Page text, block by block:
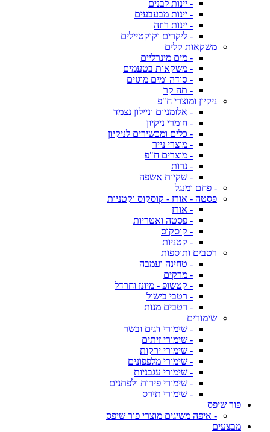
- יינות לבנים
- יינות מבעבעים
- יינות רוזה
- ליקרים וקוקטיילים
משקאות קלים
- מים מינרליים
- משקאות בטעמים
- סודה ומים מוגזים
- תה קר
ניקיון ומוצרי ח"פ
- אלומניום וניילון נצמד
- חומרי ניקיון
- כלים ומכשירים לניקיון
- מוצרי נייר
- מוצרים ח"פ
- נרות
- שקיות אשפה
- פחם ומנגל
פסטה - אורז - קוסקוס וקטניות
- אורז
- פסטה ואטריות
- קוסקוס
- קטניות
רטבים ותוספות
- טחינה ועמבה
- מרקים
- קטשופ - מיונז וחרדל
- רטבי בישול
- רטבים מנות
שימורים
- שימורי דגים ובשר
- שימורי זיתים
- שימורי ירקות
- שימורי מלפפונים
- שימורי עגבניות
- שימורי פירות ולפתנים
- שימורי תירס
פור שיפס
- איפה משיגים מוצרי פור שיפס
מבצעים